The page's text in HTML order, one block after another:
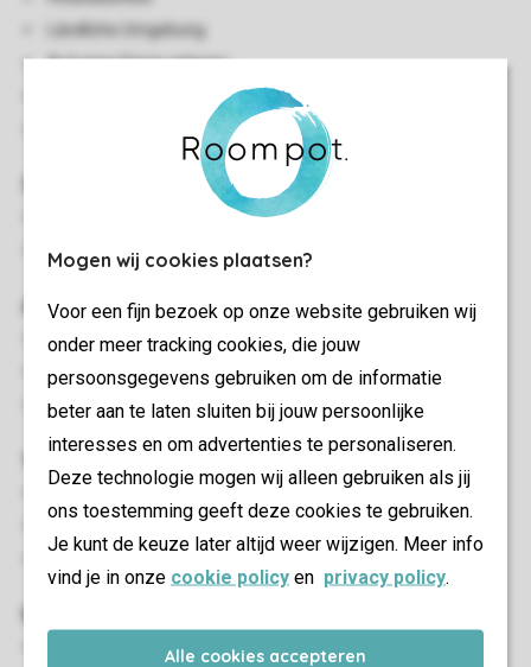
Mogen wij cookies plaatsen?
Voor een fijn bezoek op onze website gebruiken wij
onder meer tracking cookies, die jouw
persoonsgegevens gebruiken om de informatie
beter aan te laten sluiten bij jouw persoonlijke
interesses en om advertenties te personaliseren.
Deze technologie mogen wij alleen gebruiken als jij
ons toestemming geeft deze cookies te gebruiken.
Je kunt de keuze later altijd weer wijzigen. Meer info
vind je in onze cookie policy en privacy policy.
Alle cookies accepteren
Ländliche Umgebung
Auf einer Etage gelegen
Schlafzimmer mit einem Doppelbett
Schlafzimmer mit einem Einzelbett
Außen
Luxuriöser Whirlpool (draußen)
Gartenmöbel
Terrasse
Wohn-/Esszimmer
Ein Babybett kann nur im Wohnzimmer aufgestellt werden